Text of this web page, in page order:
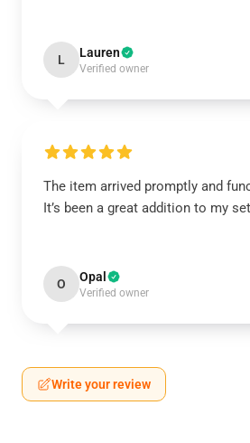
L Lauren
Verified owner
The item arrived promptly and
It’s been a great addition to my
O Opal
Verified owner
Write your review